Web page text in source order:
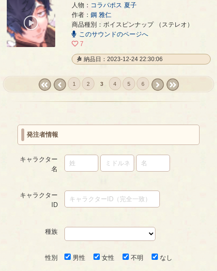
コラバポス 夏子の鋼 雅仁によるボイスピンナップ
00:00
00:51
人物： コラバポス 夏子
作者： 鋼 雅仁
商品種別：ボイスピンナップ （ステレオ）
このサウンドのページへ
7
納品日：2023-12-24 22:30:06
1 2 3 4 5 6
発注者情報
キャラクター
名
キャラクター
ID
種族
性別 男性 女性 不明 なし